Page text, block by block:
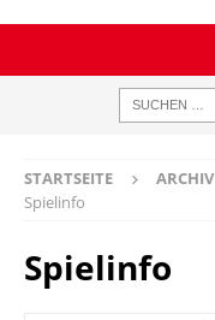
STARTSEITE ARCHIV
Spielinfo
Spielinfo